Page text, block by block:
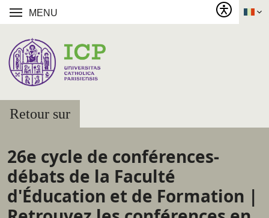
MENU
Retour sur
26e cycle de conférences-
débats de la Faculté
d'Éducation et de Formation |